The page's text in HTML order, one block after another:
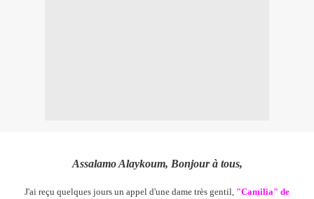
Assalamo Alaykoum, Bonjour à tous,
J'ai reçu quelques jours un appel d'une dame très gentil, "Camilia" de